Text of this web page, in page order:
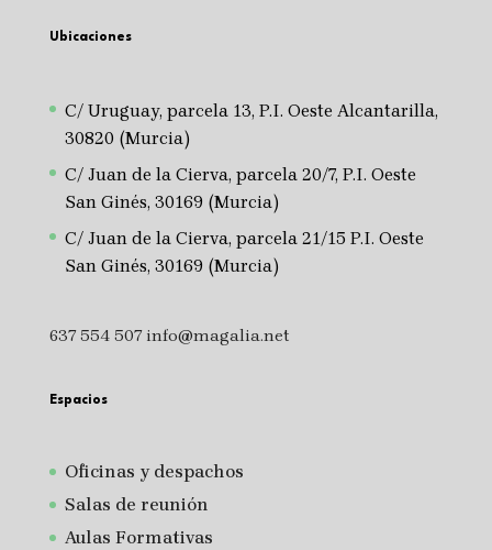
Ubicaciones
C/ Uruguay, parcela 13, P.I. Oeste Alcantarilla,
30820 (Murcia)
C/ Juan de la Cierva, parcela 20/7, P.I. Oeste
San Ginés, 30169 (Murcia)
C/ Juan de la Cierva, parcela 21/15 P.I. Oeste
San Ginés, 30169 (Murcia)
637 554 507 info@magalia.net
Espacios
Oficinas y despachos
Salas de reunión
Aulas Formativas